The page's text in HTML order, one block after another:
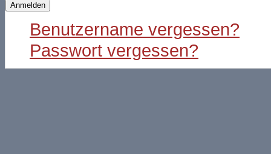
Anmelden
Benutzername vergessen?
Passwort vergessen?